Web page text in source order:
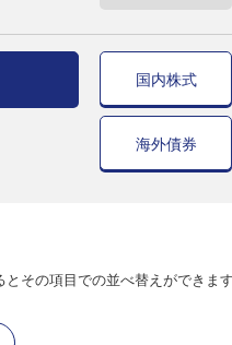
国内株式
海外債券
とその項目での並べ替えができます